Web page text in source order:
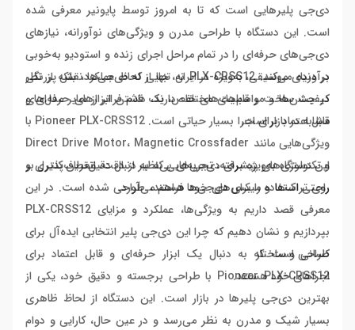
دی‌جی پلیرهایی است که تا به امروز توسط پایونیر معرفی شده
است. این دستگاه با طراحی مدرن و ویژگی‌های نوآورانه، نیازهای
دی‌جی‌های حرفه‌ای را در تمام مراحل اجرای زنده و استودیو به‌خوبی
برآورده می‌کند. PLX-CRSS12 نه تنها از لحاظ عملکرد، بلکه از نظر
کیفیت ساخت و قابلیت‌های خاص، یک قدم فراتر از سایر مدل‌های
مشابه در بازار است.
در دنیای موسیقی، به‌ویژه در ایران، جایی که دی‌جی‌ها نقش پررنگی
در جشن‌ها و مراسم‌های مختلف دارند، داشتن ابزارهای حرفه‌ای و
قابل اعتماد برای اجرا بسیار حیاتی است. Pioneer PLX-CRSS12 با
ویژگی‌هایی مانند Direct Drive Motor، Magnetic Crossfader
و تکنولوژی‌های پیشرفته، تجربه‌ای بی‌نظیر از دقت، انعطاف‌پذیری و
راحتی استفاده را برای دی‌جی‌ها فراهم می‌آورد.
این دستگاه به‌ویژه برای دی‌جی‌هایی که به دنبال دقیق‌ترین کنترل بر
روی تراک‌ها و میکس‌های خود هستند، طراحی شده است. در این
معرفی قصد داریم به ویژگی‌ها، عملکرد و مزایای PLX-CRSS12
بپردازیم و نشان دهیم که چرا این دی‌جی پلیر انتخابی ایده‌آل برای
کسانی است که به دنبال یک ابزار حرفه‌ای و قابل اعتماد برای
اجراهای خود هستند.
طراحی و ساختار
Pioneer PLX-CRSS12 با طراحی برجسته و دقیق خود، یکی از
بهترین دی‌جی پلیرها در بازار است. این دستگاه از لحاظ ظاهری
بسیار شیک و مدرن به نظر می‌رسد و در عین حال، کارایی و دوام